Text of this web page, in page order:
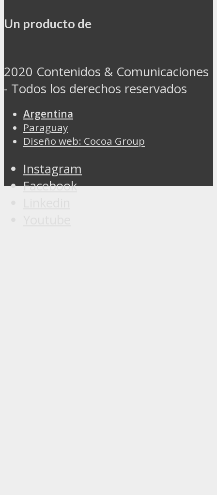
Un producto de
2020 Contenidos & Comunicaciones
- Todos los derechos reservados
Argentina
Paraguay
Diseño web: Cocoa Group
Instagram
Facebook